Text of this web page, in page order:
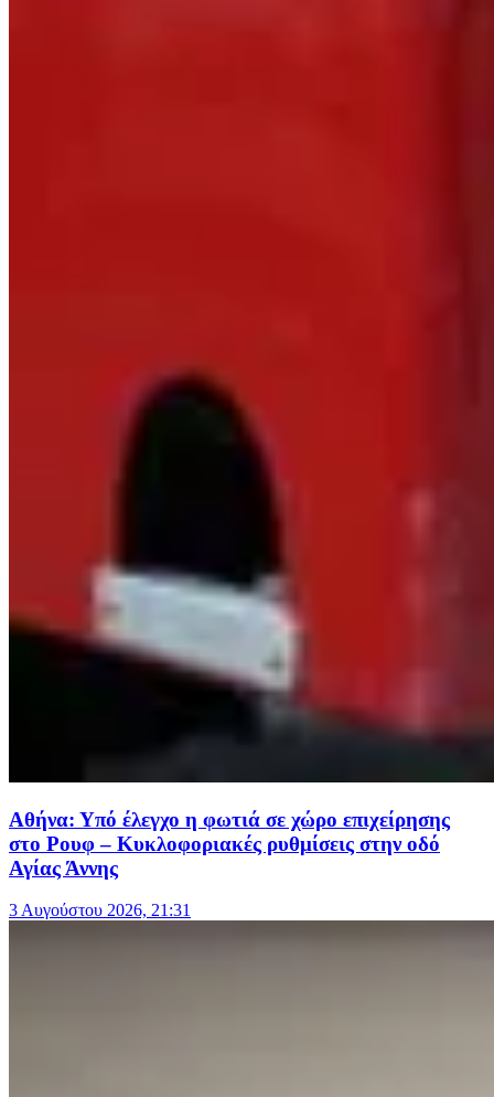
Αθήνα: Υπό έλεγχο η φωτιά σε χώρο επιχείρησης
στο Ρουφ – Κυκλοφοριακές ρυθμίσεις στην οδό
Αγίας Άννης
3 Αυγούστου 2026, 21:31